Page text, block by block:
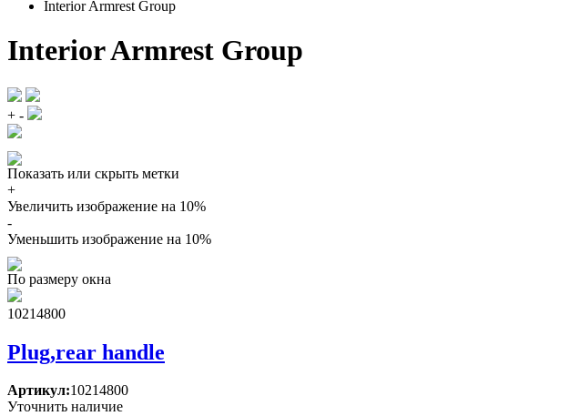
Interior Armrest Group
Interior Armrest Group
+ -
Показать или скрыть метки
+
Увеличить изображение на 10%
-
Уменьшить изображение на 10%
По размеру окна
10214800
Plug,rear handle
Артикул:10214800
Уточнить наличие